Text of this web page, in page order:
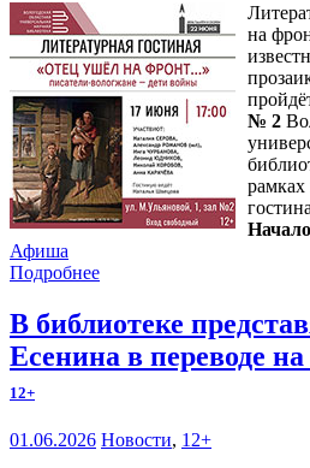
на
№ 2
рамках
Афиша
Подробнее
В библиотеке
Есенина в переводе
12+
01.06.2026 Новости, 12+